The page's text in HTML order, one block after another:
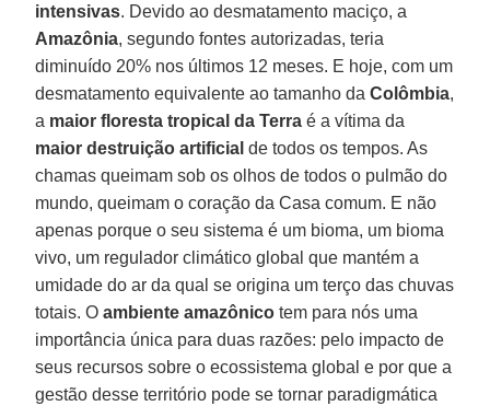
intensivas. Devido ao desmatamento maciço, a
Amazônia, segundo fontes autorizadas, teria
diminuído 20% nos últimos 12 meses. E hoje, com um
desmatamento equivalente ao tamanho daColômbia,
a maior floresta tropical da Terra é a vítima da
maior destruição artificial de todos os tempos. As
chamas queimam sob os olhos de todos o pulmão do
mundo, queimam o coração da Casa comum. E não
apenas porque o seu sistema é um bioma, um bioma
vivo, um regulador climático global que mantém a
umidade do ar da qual se origina um terço das chuvas
totais. Oambiente amazônico tem para nós uma
importância única para duas razões: pelo impacto de
seus recursos sobre o ecossistema global e por que a
gestão desse território pode se tornar paradigmática